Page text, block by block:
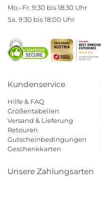
Mo.–Fr. 9:30 bis 18:30 Uhr
Sa. 9:30 bis 18:00 Uhr
Kundenservice
Hilfe & FAQ
Größentabellen
Versand & Lieferung
Retouren
Gutscheinbedingungen
Geschenkkarten
Unsere Zahlungsarten